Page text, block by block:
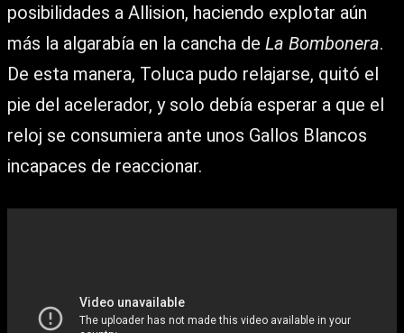
posibilidades a Allision, haciendo explotar aún
más la algarabía en la cancha de La Bombonera.
De esta manera, Toluca pudo relajarse, quitó el
pie del acelerador, y solo debía esperar a que el
reloj se consumiera ante unos Gallos Blancos
incapaces de reaccionar.